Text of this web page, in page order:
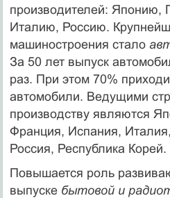
производителей:
Италию, Россию.
машиностроения стало
За 50 лет выпуск
раз. При этом 70%
автомобили. Ведущими
производству являются
Франция, Испания,
Россия, Республика Корей.
Повышается роль
выпуске бытовой и